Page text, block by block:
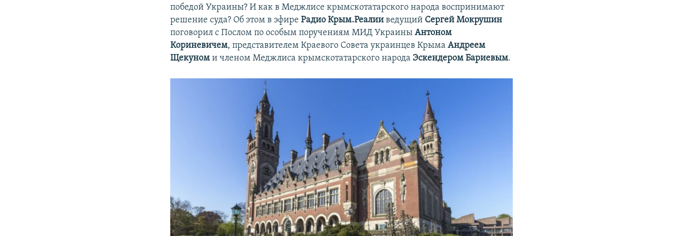
победой Украины? И как в Меджлисе крымскотатарского народа воспринимают
решение суда? Об этом в эфиреРадио Крым.Реалии ведущий Сергей Мокрушин
поговорил с Послом по особым поручениям МИД УкраиныАнтоном
Кориневичем, представителем Краевого Совета украинцев КрымаАндреем
Щекуноми членом Меджлиса крымскотатарского народа Эскендером Бариевым.